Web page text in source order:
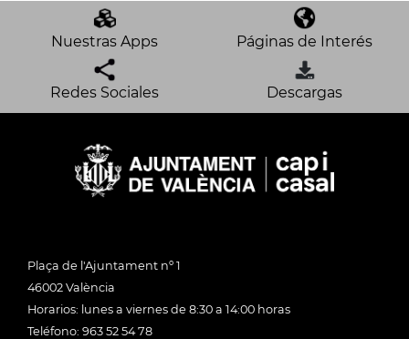
Nuestras Apps Páginas de Interés
Redes Sociales Descargas
Plaça de l'Ajuntament nº 1
46002 València
Horarios: lunes a viernes de 8:30 a 14:00 horas
Teléfono: 963 52 54 78